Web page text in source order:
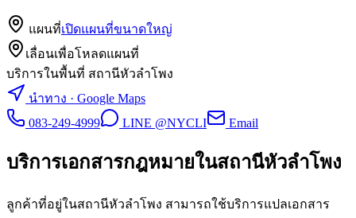
แผนที่เปิดแผนที่ขนาดใหญ่
เลื่อนเพื่อโหลดแผนที่
บริการในพื้นที่ สถานีหัวลำโพง
นำทาง · Google Maps
083-249-4999
LINE @NYCLI Email
บริการเอกสารกฎหมายในสถานีหัวลำโพง
ลูกค้าที่อยู่ในสถานีหัวลำโพง สามารถใช้บริการแปลเอกสาร